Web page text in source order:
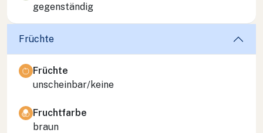
gegenständig
Früchte
Früchte
unscheinbar/keine
Fruchtfarbe
braun